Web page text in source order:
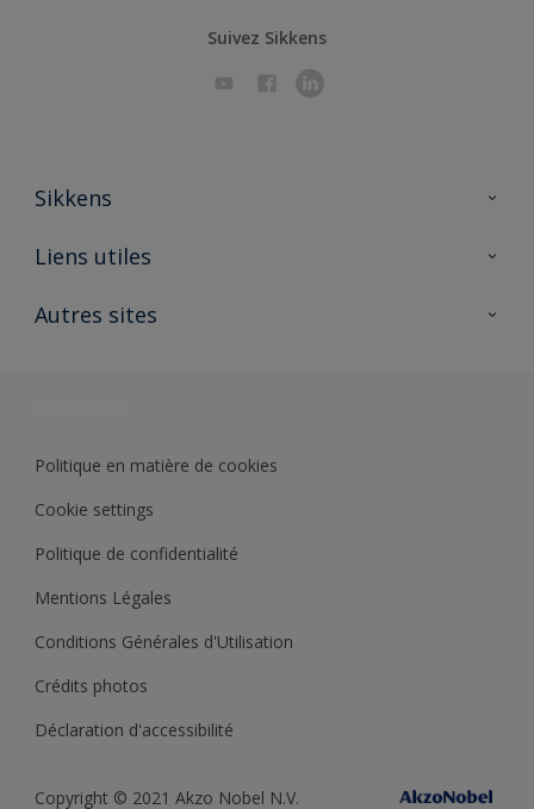
Suivez Sikkens
Sikkens
A propos de Sikkens
Liens utiles
Ouvrir un magasin PASS
Autres sites
Politique en matière de cookies
Cookie settings
Politique de confidentialité
Mentions Légales
Conditions Générales d'Utilisation
Crédits photos
Déclaration d'accessibilité
Copyright © 2021 Akzo Nobel N.V.